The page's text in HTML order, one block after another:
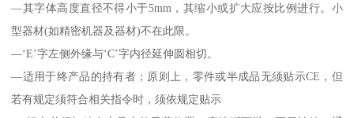
—其字体高度直径不得小于5mm，其缩小或扩大应按比例进行。小
型器材(如精密机器及器材)不在此限。
—‘E’字左侧外缘与‘C’字内径延伸圆相切。
—适用于终产品的持有者；原则上，零件或半成品无须贴示CE，但
若有规定须符合相关指令时，须依规定贴示